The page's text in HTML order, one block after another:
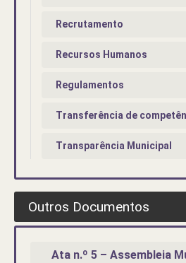
Recrutamento
Recursos Humanos
Regulamentos
Transferência de
Transparência Municipal
Outros Documentos
Ata n.º 5 – Assembleia